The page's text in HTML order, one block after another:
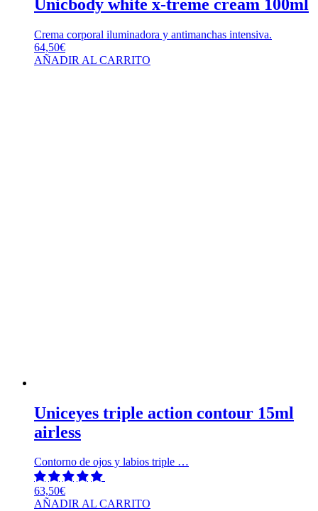
Unicbody white x-treme cream 100ml
Crema corporal iluminadora y antimanchas intensiva.
64,50€
AÑADIR AL CARRITO
Uniceyes triple action contour 15ml
airless
Contorno de ojos y labios triple …
63,50€
AÑADIR AL CARRITO